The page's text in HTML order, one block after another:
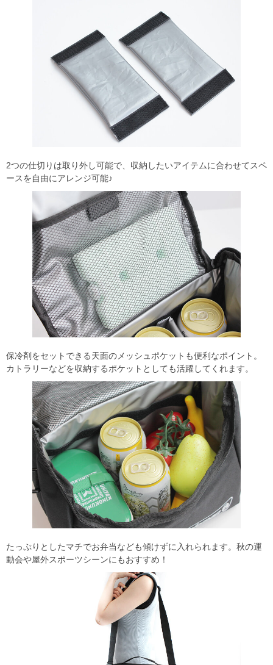
2つの仕切りは取り外し可能で、収納したいアイテムに合わせてスペ
ースを自由にアレンジ可能♪
保冷剤をセットできる天面のメッシュポケットも便利なポイント。
カトラリーなどを収納するポケットとしても活躍してくれます。
たっぷりとしたマチでお弁当なども傾けずに入れられます。秋の運
動会や屋外スポーツシーンにもおすすめ！